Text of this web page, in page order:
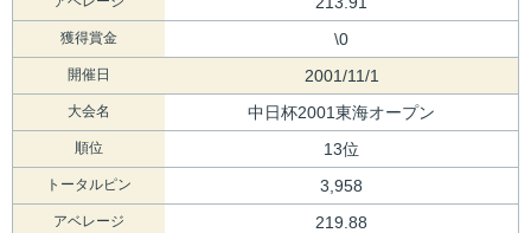
獲得賞金 \0
開催日 2001/11/1
大会名 中日杯2001東海オープン
順位 13位
トータルピン 3,958
アベレージ 219.88